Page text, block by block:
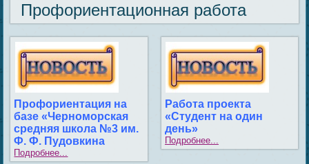
Профориентационная работа
Профориентация на
базе «Черноморская
средняя школа №3 им.
Ф. Ф. Пудовкина
Подробнее...
Работа проекта
«Студент на один
день»
Подробнее...